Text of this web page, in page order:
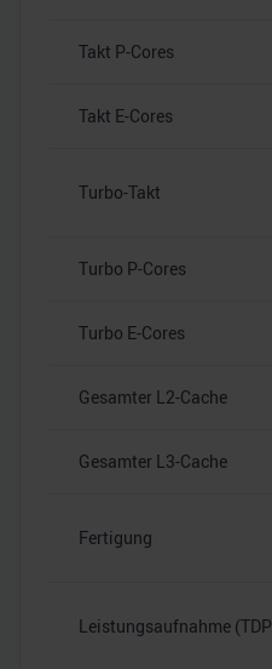
Takt P-Cores
Takt E-Cores
Turbo-Takt
Turbo P-Cores
Turbo E-Cores
Gesamter L2-Cache
Gesamter L3-Cache
Fertigung
Leistungsaufnahme